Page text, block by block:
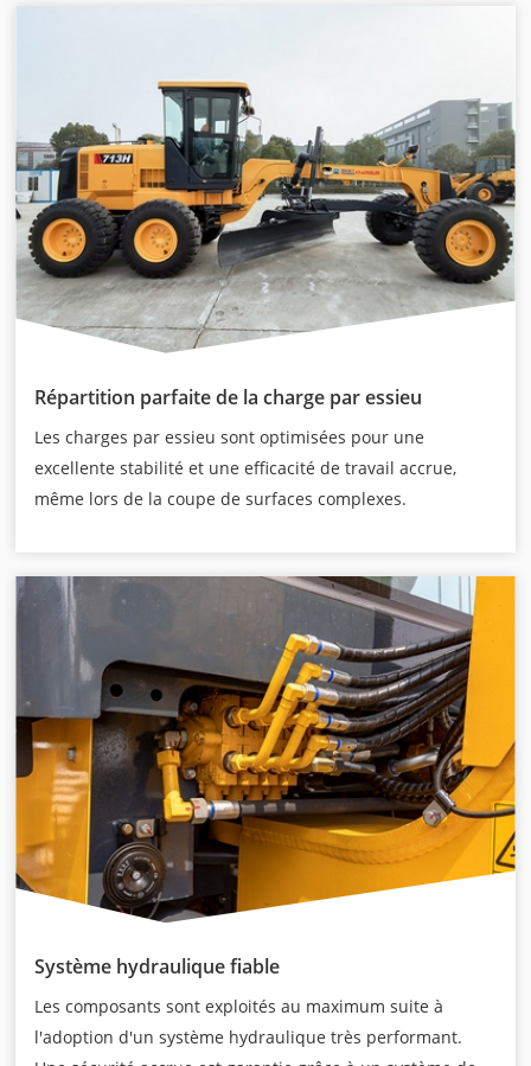
Répartition parfaite de la charge par essieu
Les charges par essieu sont optimisées pour une
excellente stabilité et une efficacité de travail accrue,
même lors de la coupe de surfaces complexes.
Système hydraulique fiable
Les composants sont exploités au maximum suite à
l'adoption d'un système hydraulique très performant.